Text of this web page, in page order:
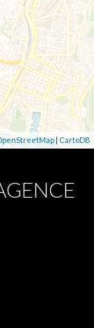
| CartoDB